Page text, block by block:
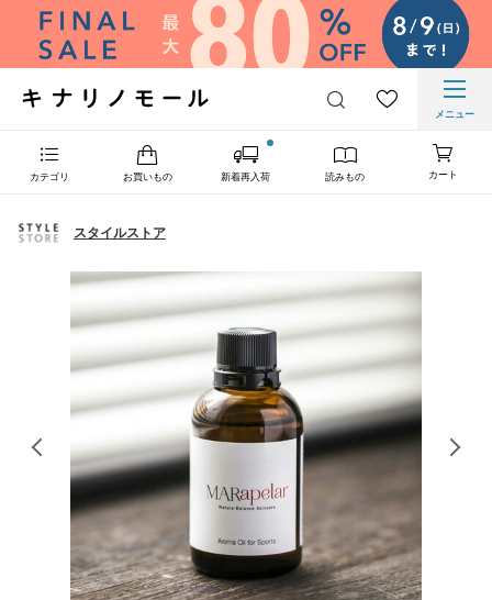
メニュー
カテゴリ お買いもの 新着再入荷 読みもの カート
スタイルストア